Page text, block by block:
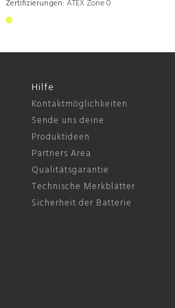
Zertifizierungen: ATEX Zone 0
Hilfe
Kontaktmöglichkeiten
Sende uns deine
Produktideen
Partners Area
Qualitätsgarantie
Technische Merkblätter
Sicherheit der Batterie